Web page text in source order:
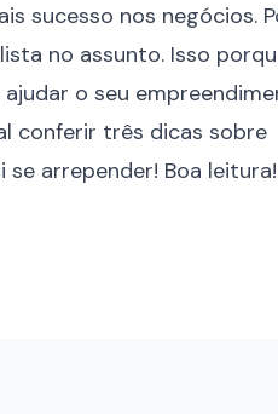
sucesso nos negócios.
no assunto. Isso
o seu
conferir três dicas sobre
arrepender! Boa leitura!